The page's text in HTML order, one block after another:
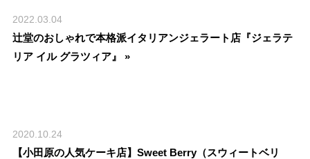
2022.03.04
辻堂のおしゃれで本格派イタリアンジェラート店『ジェラテ
リア イル グラツィア』 »
2020.10.24
【小田原の人気ケーキ店】Sweet Berry（スウィートベリ